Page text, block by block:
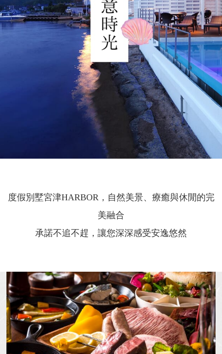
度假別墅宮津HARBOR，自然美景、療癒與休閒的完
美融合
承諾不追不趕，讓您深深感受安逸悠然